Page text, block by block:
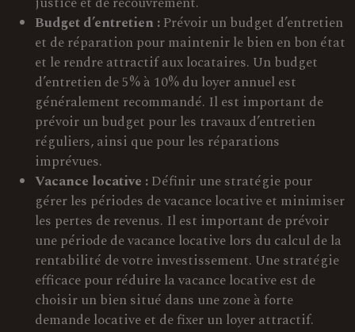
Budget d’entretien :Prévoir un budget d’entretien
et de réparation pour maintenir le bien en bon état
et le rendre attractif aux locataires. Un budget
d’entretien de 5% à 10% du loyer annuel est
généralement recommandé. Il est important de
prévoir un budget pour les travaux d’entretien
réguliers, ainsi que pour les réparations
imprévues.
Vacance locative :Définir une stratégie pour
gérer les périodes de vacance locative et minimiser
les pertes de revenus. Il est important de prévoir
une période de vacance locative lors du calcul de la
rentabilité de votre investissement. Une stratégie
efficace pour réduire la vacance locative est de
choisir un bien situé dans une zone à forte
demande locative et de fixer un loyer attractif.